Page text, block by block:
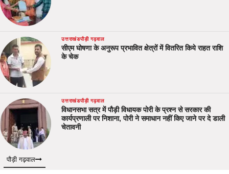
उत्तराखंडपौड़ी गढ़वाल
सीएम घोषणा के अनुरूप प्रभावित क्षेत्रों में वितरित किये राहत राशि
के चेक
उत्तराखंडपौड़ी गढ़वाल
विधानसभा सत्र में पौड़ी विधायक पोरी के प्रश्न से सरकार की
कार्यप्रणाली पर निशाना, पोरी ने समाधान नहीं किए जाने पर दे डाली
चेतावनी
पौड़ी गढ़वाल